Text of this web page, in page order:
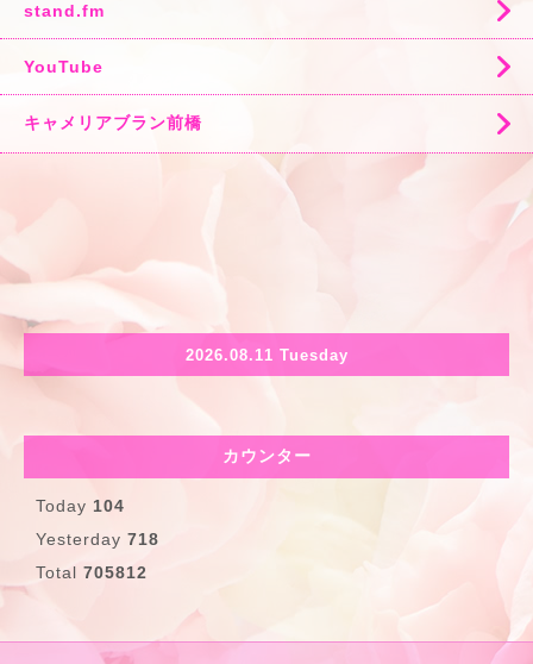
stand.fm
YouTube
キャメリアブラン前橋
2026.08.11 Tuesday
カウンター
Today 104
Yesterday 718
Total 705812